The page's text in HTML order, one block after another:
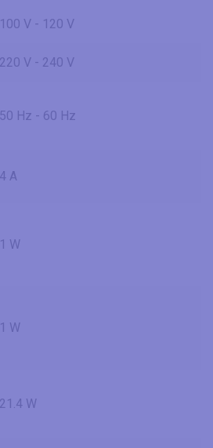
100 V - 120 V
220 V - 240 V
50 Hz - 60 Hz
4 A
1 W
1 W
21.4 W